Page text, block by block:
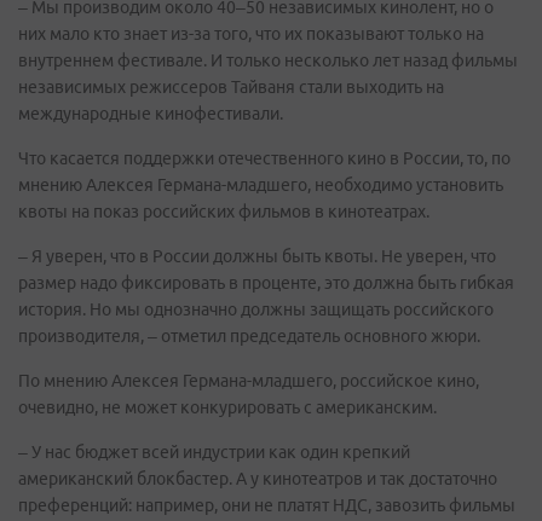
– Мы производим около 40–50 независимых кинолент, но о
них мало кто знает из-за того, что их показывают только на
внутреннем фестивале. И только несколько лет назад фильмы
независимых режиссеров Тайваня стали выходить на
международные кинофестивали.
Что касается поддержки отечественного кино в России, то, по
мнению Алексея Германа-младшего, необходимо установить
квоты на показ российских фильмов в кинотеатрах.
– Я уверен, что в России должны быть квоты. Не уверен, что
размер надо фиксировать в проценте, это должна быть гибкая
история. Но мы однозначно должны защищать российского
производителя, – отметил председатель основного жюри.
По мнению Алексея Германа-младшего, российское кино,
очевидно, не может конкурировать с американским.
– У нас бюджет всей индустрии как один крепкий
американский блокбастер. А у кинотеатров и так достаточно
преференций: например, они не платят НДС, завозить фильмы